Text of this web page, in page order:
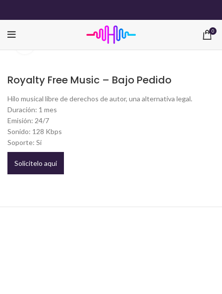
0
Royalty Free Music – Bajo Pedido
Hilo musical libre de derechos de autor, una alternativa legal.
Duración: 1 mes
Emisión: 24/7
Sonido: 128 Kbps
Soporte: Si
Solicitelo aqui